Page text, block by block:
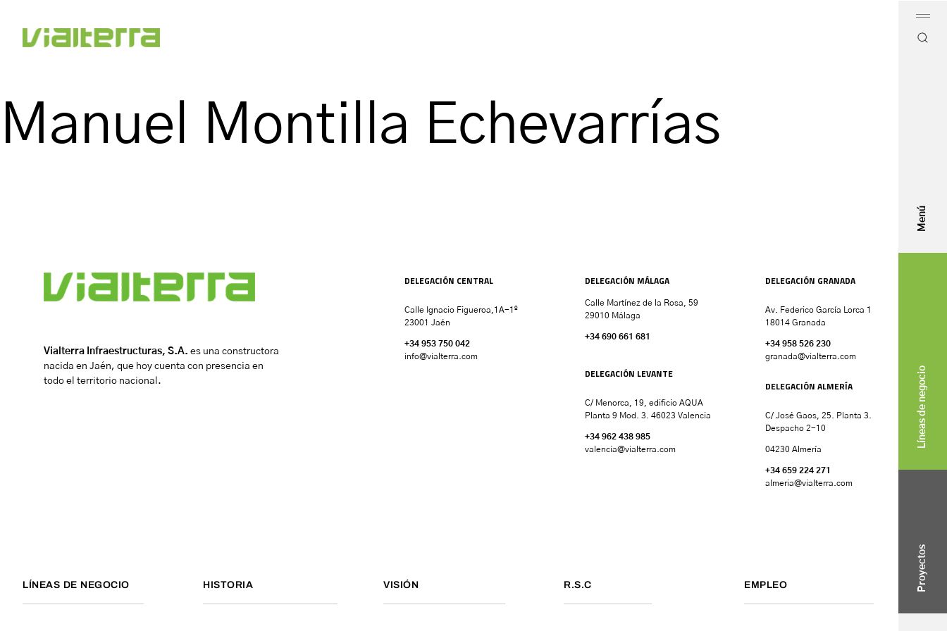
Menú
Líneas de negocio
Proyectos
Manuel Montilla Echevarrías
Vialterra Infraestructuras, S.A. es una constructora
nacida en Jaén, que hoy cuenta con presencia en
todo el territorio nacional.
DELEGACIÓN CENTRAL
Calle Ignacio Figueroa,1A-1º
23001 Jaén
+34 953 750 042
info@vialterra.com
DELEGACIÓN MÁLAGA
Calle Martínez de la Rosa, 59
29010 Málaga
+34 690 661 681
DELEGACIÓN LEVANTE
C/ Menorca, 19, edificio AQUA
Planta 9 Mod. 3. 46023 Valencia
+34 962 438 985
valencia@vialterra.com
DELEGACIÓN GRANADA
Av. Federico García Lorca 1
18014 Granada
+34 958 526 230
granada@vialterra.com
DELEGACIÓN ALMERÍA
C/ José Gaos, 25. Planta 3.
Despacho 2-10
04230 Almería
+34 659 224 271
almeria@vialterra.com
LÍNEAS DE NEGOCIO HISTORIA VISIÓN R.S.C EMPLEO